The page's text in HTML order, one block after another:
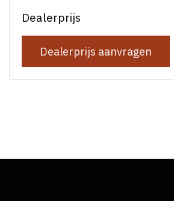
Dealerprijs
Dealerprijs aanvragen